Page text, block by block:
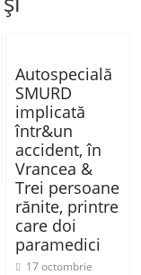
Autospecială
SMURD
implicată
într&un
accident, în
Vrancea &
Trei persoane
rănite, printre
care doi
paramedici
17 octombrie